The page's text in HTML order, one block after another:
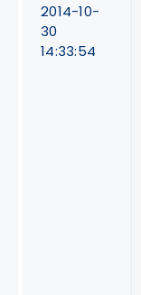
2014-10-
30
14:33:54